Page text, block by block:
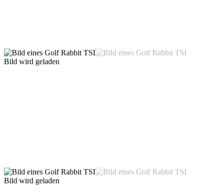
Bild wird geladen
Bild wird geladen